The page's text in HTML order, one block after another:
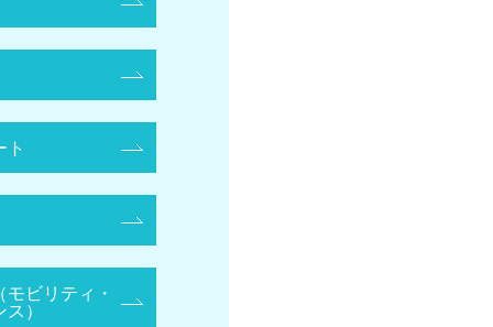
ト
ビリティ・
）